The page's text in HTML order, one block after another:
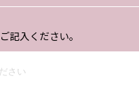
記入ください。